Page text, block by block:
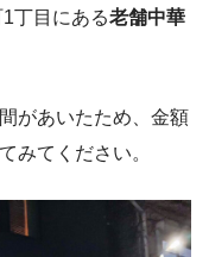
丁目にある老舗中華
があいたため、金額
みてください。